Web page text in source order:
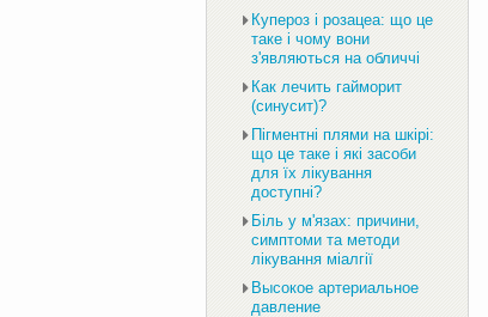
Купероз і розацеа: що це
таке і чому вони
з'являються на обличчі
Как лечить гайморит
(синусит)?
Пігментні плями на шкірі:
що це таке і які засоби
для їх лікування
доступні?
Біль у м'язах: причини,
симптоми та методи
лікування міалгії
Высокое артериальное
давление